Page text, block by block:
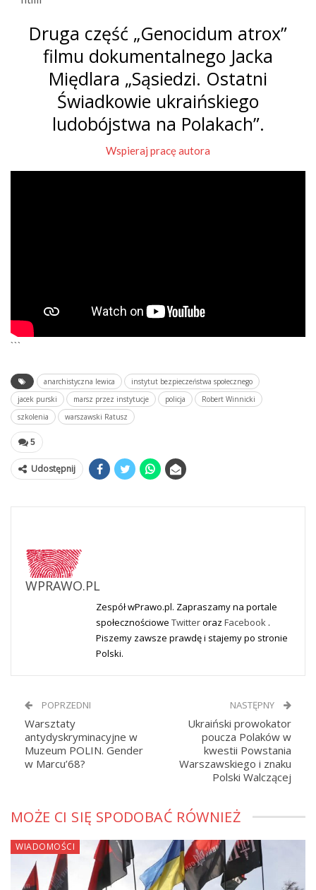
Druga część „Genocidum atrox”
filmu dokumentalnego Jacka
Międlara „Sąsiedzi. Ostatni
Świadkowie ukraińskiego
ludobójstwa na Polakach”.
Wspieraj pracę autora
```
anarchistyczna lewica
instytut bezpieczeństwa społecznego
jacek purski
marsz przez instytucje policja
Robert Winnicki
szkolenia
warszawski Ratusz
5
Udostępnij
WPRAWO.PL
Zespół wPrawo.pl. Zapraszamy na portale
społecznościowe Twitteroraz Facebook .
Piszemy zawsze prawdę i stajemy po stronie
Polski.
POPRZEDNI
Warsztaty
antydyskryminacyjne w
Muzeum POLIN. Gender
w Marcu’68?
NASTĘPNY
Ukraiński prowokator
poucza Polaków w
kwestii Powstania
Warszawskiego i znaku
Polski Walczącej
MOŻE CI SIĘ SPODOBAĆ RÓWNIEŻ
WIADOMOŚCI